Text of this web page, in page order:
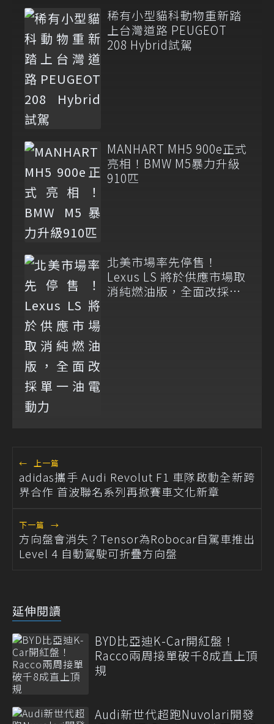
稀有小型貓科動物重新踏
上台灣道路 PEUGEOT
208 Hybrid試駕
MANHART MH5 900e正式
亮相！BMW M5暴力升級
910匹
北美市場率先停售！
Lexus LS 將於供應市場取
消純燃油版，全面改採單
← 上一篇
adidas攜手 Audi Revolut F1 車隊啟動全新跨
界合作 首波聯名系列再掀賽車文化新章
下一篇 →
方向盤會消失？Tensor為Robocar自駕車推出
Level 4 自動駕駛可折疊方向盤
延伸閱讀
BYD比亞迪K-Car開紅盤！
Racco兩周接單破千8成直上頂
規
Audi新世代超跑Nuvolari開發